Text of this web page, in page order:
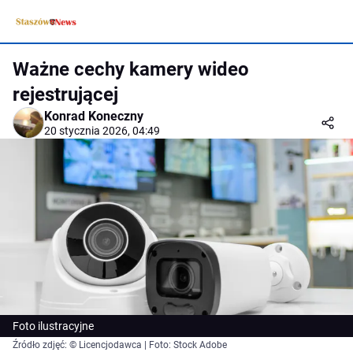
Ważne cechy kamery wideo
rejestrującej
Konrad Koneczny
20 stycznia 2026, 04:49
Foto ilustracyjne
Źródło zdjęć: © Licencjodawca | Foto: Stock Adobe